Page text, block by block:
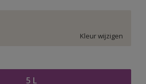
Kleur wijzigen
5 L